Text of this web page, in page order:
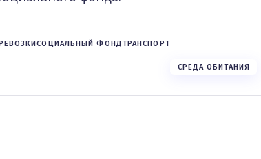
СОЦИАЛЬНЫЙ ФОНДТРАНСПОРТ
СРЕДА ОБИТАНИЯ